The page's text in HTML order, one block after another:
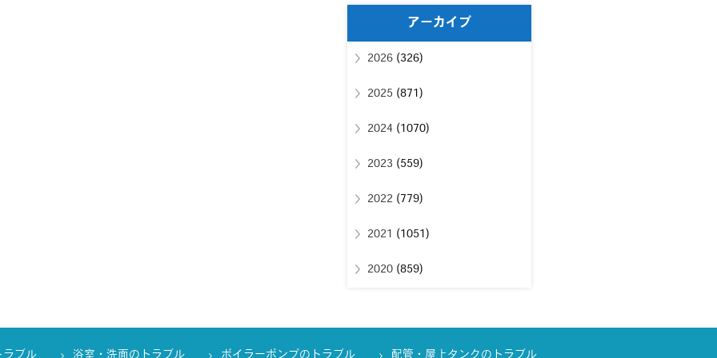
アーカイブ
2026(326)
2025 (871)
2024(1070)
2023 (559)
2022(779)
2021 (1051)
2020(859)
ラブル 浴室・洗面のトラブル ボイラーポンプのトラブル 配管・屋上タンクのトラブル